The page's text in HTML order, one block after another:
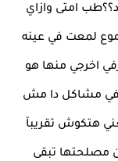
امتى وازاي
لمعت في عينه
اخرجي منها هو
في مشاكل دا مش
هتكوش تقريبآ
مصلحتها تبقى